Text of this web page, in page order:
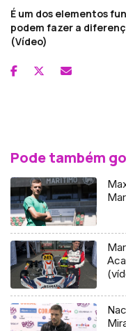
É um dos elementos
podem fazer a
(Vídeo)
Pode também